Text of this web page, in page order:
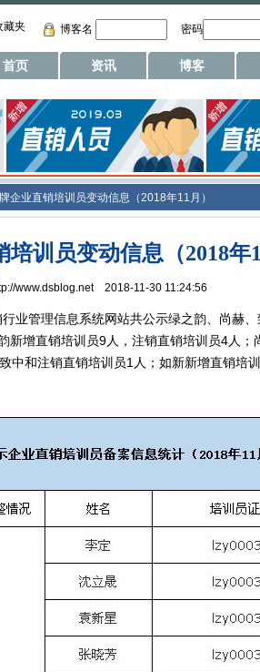
藏夹 博客名 密码
首页 资讯 博客
企业直销培训员变动信息（2018年11月）
训员变动信息（2018年
www.dsblog.net 2018-11-30 11:24:56
管理信息系统网站共公示绿之韵、尚赫、
新增直销培训员9人，注销直销培训员4人；
中和注销直销培训员1人；如新新增直销培